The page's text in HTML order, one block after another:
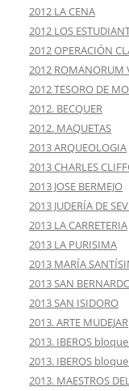
2012 LA CENA
2012 LOS
2012 OPERACIÓN
2012 ROMANORUM
2012 TESORO DE
2012. BECQUER
2012. MAQUETAS
2013 ARQUEOLOGIA
2013 CHARLES
2013 JOSE BERMEJO
2013 JUDERÍA DE
2013 LA CARRETERIA
2013 LA PURISIMA
2013 MARÍA
2013 SAN
2013 SAN ISIDORO
2013. ARTE MUDEJAR
2013. IBEROS bloque
2013. IBEROS
2013. MAESTROS